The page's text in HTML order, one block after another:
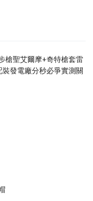
槍聖艾爾摩+奇特槍套雷
發電廠分秒必爭實測關